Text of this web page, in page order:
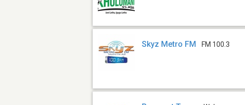
Skyz Metro FM FM 100.3